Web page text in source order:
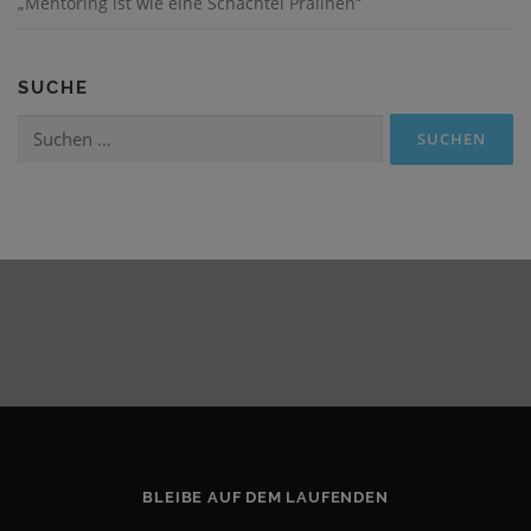
SUCHE
Suchen
BLEIBE AUF DEM LAUFENDEN